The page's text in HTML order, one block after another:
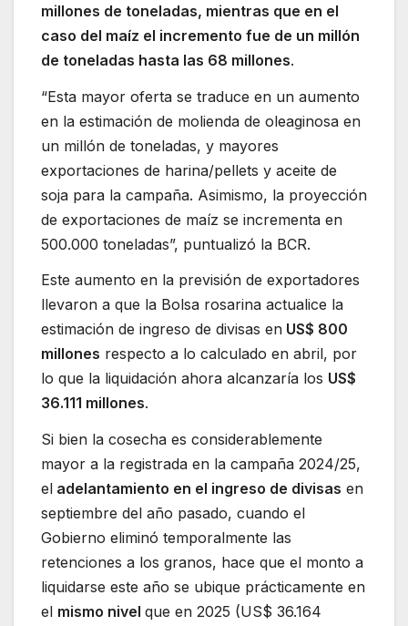
millones de toneladas, mientras que en el
caso del maíz el incremento fue de un millón
de toneladas hasta las 68 millones.
“Esta mayor oferta se traduce en un aumento
en la estimación de molienda de oleaginosa en
un millón de toneladas, y mayores
exportaciones de harina/pellets y aceite de
soja para la campaña. Asimismo, la proyección
de exportaciones de maíz se incrementa en
500.000 toneladas”, puntualizó la BCR.
Este aumento en la previsión de exportadores
llevaron a que la Bolsa rosarina actualice la
estimación de ingreso de divisas en US$ 800
millones respecto a lo calculado en abril, por
lo que la liquidación ahora alcanzaría los US$
36.111 millones.
Si bien la cosecha es considerablemente
mayor a la registrada en la campaña 2024/25,
el adelantamiento en el ingreso de divisas en
septiembre del año pasado, cuando el
Gobierno eliminó temporalmente las
retenciones a los granos, hace que el monto a
liquidarse este año se ubique prácticamente en
el mismo nivel que en 2025 (US$ 36.164